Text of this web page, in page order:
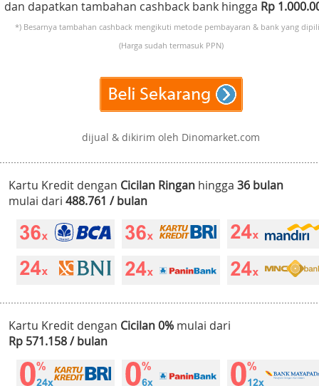
dan dapatkan tambahan cashback bank hingga Rp
*) Besarnya tambahan cashback mengikuti metode pembayaran & bank yang
(Harga sudah termasuk PPN)
dijual & dikirim oleh Dinomarket.com
Kartu Kredit dengan Cicilan Ringan hingga 36 bulan
mulai dari 488.761 / bulan
Kartu Kredit dengan Cicilan 0% mulai dari
Rp 571.158 / bulan